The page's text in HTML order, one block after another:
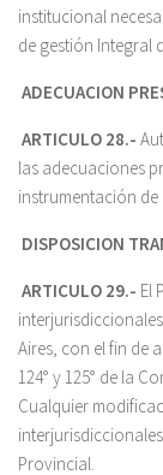
institucional
de gestión Integral
ADECUACION
ARTICULO 28.-
las adecuaciones
instrumentación de
DISPOSICION
ARTICULO 29.- El
Aires, con el fin de
124° y 125° de la
Cualquier
Provincial.